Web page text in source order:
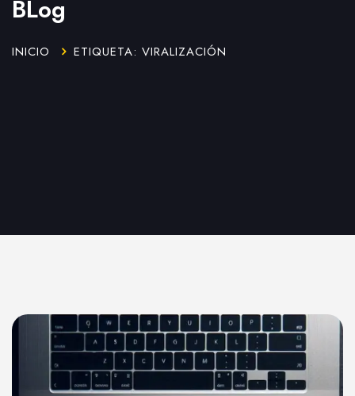
BLog
INICIO ETIQUETA: VIRALIZACIÓN